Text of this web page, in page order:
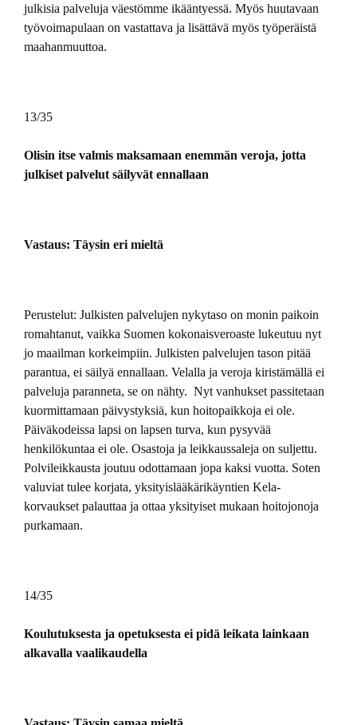
julkisia palveluja väestömme ikääntyessä. Myös huutavaan
työvoimapulaan on vastattava ja lisättävä myös työperäistä
maahanmuuttoa.
13/35
Olisin itse valmis maksamaan enemmän veroja, jotta
julkiset palvelut säilyvät ennallaan
Vastaus: Täysin eri mieltä
Perustelut: Julkisten palvelujen nykytaso on monin paikoin
romahtanut, vaikka Suomen kokonaisveroaste lukeutuu nyt
jo maailman korkeimpiin. Julkisten palvelujen tason pitää
parantua, ei säilyä ennallaan. Velalla ja veroja kiristämällä ei
palveluja paranneta, se on nähty. Nyt vanhukset passitetaan
kuormittamaan päivystyksiä, kun hoitopaikkoja ei ole.
Päiväkodeissa lapsi on lapsen turva, kun pysyvää
henkilökuntaa ei ole. Osastoja ja leikkaussaleja on suljettu.
Polvileikkausta joutuu odottamaan jopa kaksi vuotta. Soten
valuviat tulee korjata, yksityislääkärikäyntien Kela-
korvaukset palauttaa ja ottaa yksityiset mukaan hoitojonoja
purkamaan.
14/35
Koulutuksesta ja opetuksesta ei pidä leikata lainkaan
alkavalla vaalikaudella